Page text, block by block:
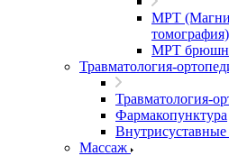
МРТ
томография)
МРТ
Травматология-
Травматология-
Фармакопунктура
Массаж